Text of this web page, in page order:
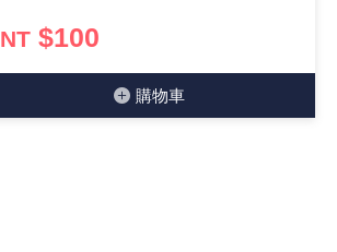
NT$100
購物⾞